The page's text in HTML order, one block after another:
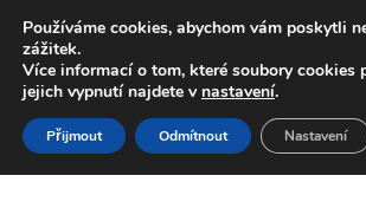
DOPRAVA od 139,-Kč
Volejte po-pá 9-16 704 494 494
Přeskočit
na
navigaci
Přejít
k
obsahu
Používáme cookies, abychom vám poskytli
zážitek.
Více informací o tom, které soubory cookies
jejich vypnutí najdete v nastavení.
Přijmout Odmítnout Nastavení